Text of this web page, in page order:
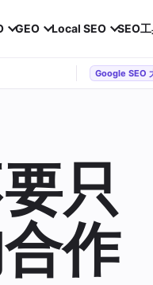
GEO Local SEO SEO
Google SEO
只
作